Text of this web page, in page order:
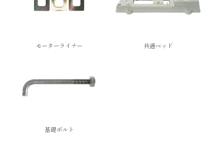
モーターライナー 共通ベッド
基礎ボルト